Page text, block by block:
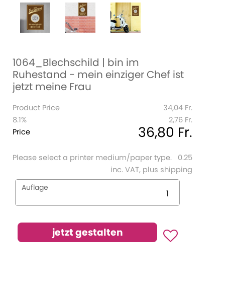
1064_Blechschild | bin im
Ruhestand - mein einziger Chef ist
jetzt meine Frau
Product Price
34,04 Fr.
8.1%
2,76 Fr.
Price
36,80 Fr.
Please select a printer medium/paper type.
0.25
inc. VAT, plus shipping
Auflage